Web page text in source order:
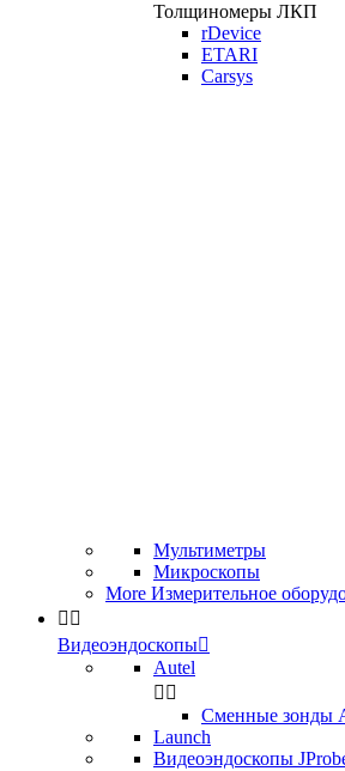
Толщиномеры ЛКП
rDevice
ETARI
Carsys
Мультиметры
Микроскопы
More Измерительное
 
Видеоэндоскопы
Autel
 
Сменные зонды
Launch
Видеоэндоскопы